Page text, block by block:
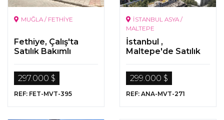
MUĞLA / FETHİYE
Fethiye, Çalış'ta
Satılık Bakımlı
297.000 $
REF: FET-MVT-395
İSTANBUL ASYA /
MALTEPE
İstanbul ,
Maltepe'de Satılık
Gayrimenkuller
299.000 $
REF: ANA-MVT-271